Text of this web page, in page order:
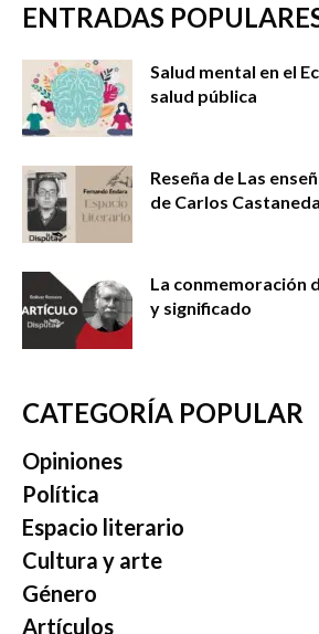
ENTRADAS
Salud mental en el
salud pública
Reseña de Las
de Carlos Castaneda
La conmemoración
y significado
CATEGORÍA POPULAR
Opiniones
Política
Espacio literario
Cultura y arte
Género
Artículos